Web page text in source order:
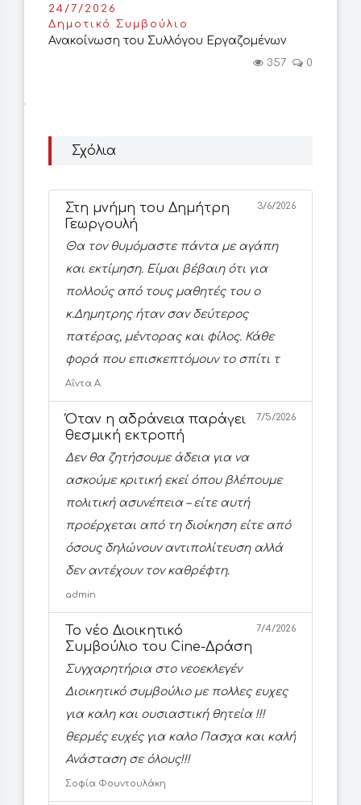
24/7/2026
Δημοτικό Συμβούλιο
Ανακοίνωση του Συλλόγου Εργαζομένων
357 0
Σχόλια
Στη μνήμη του Δημήτρη
Γεωργουλή
3/6/2026
Θα τον θυμόμαστε πάντα με αγάπη
και εκτίμηση. Είμαι βέβαιη ότι για
πολλούς από τους μαθητές του ο
κ.Δημητρης ήταν σαν δεύτερος
πατέρας, μέντορας και φίλος. Κάθε
φορά που επισκεπτόμουν το σπίτι τ
Αΐντα Α.
Όταν η αδράνεια παράγει
θεσμική εκτροπή
7/5/2026
Δεν θα ζητήσουμε άδεια για να
ασκούμε κριτική εκεί όπου βλέπουμε
πολιτική ασυνέπεια – είτε αυτή
προέρχεται από τη διοίκηση είτε από
όσους δηλώνουν αντιπολίτευση αλλά
δεν αντέχουν τον καθρέφτη.
admin
Το νέο Διοικητικό
Συμβούλιο του Cine-Δράση
7/4/2026
Συγχαρητήρια στο νεοεκλεγέν
Διοικητικό συμβούλιο με πολλες ευχες
για καλη και ουσιαστική θητεία !!!
θερμές ευχές για καλο Πασχα και καλή
Ανάσταση σε όλους!!!
Σοφία Φουντουλάκη